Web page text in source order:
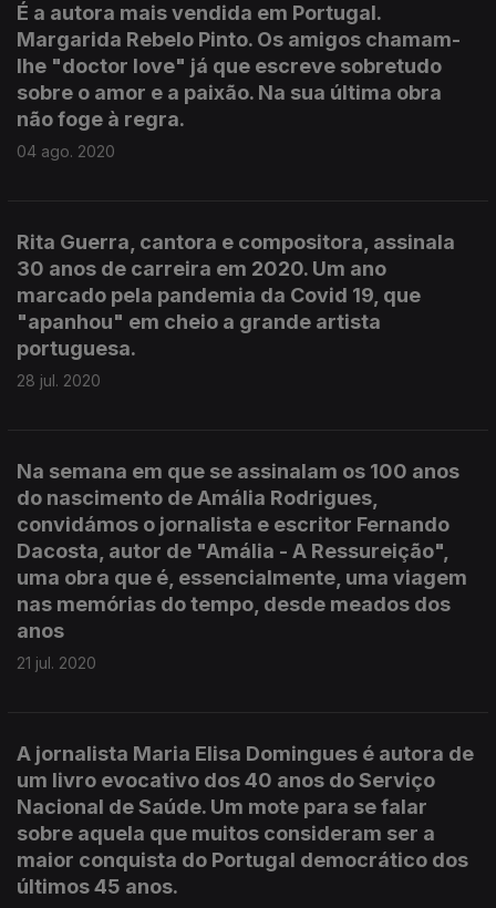
É a autora mais vendida em Portugal.
Margarida Rebelo Pinto. Os amigos chamam-
lhe "doctor love" já que escreve sobretudo
sobre o amor e a paixão. Na sua última obra
não foge à regra.
04 ago. 2020
Rita Guerra, cantora e compositora, assinala
30 anos de carreira em 2020. Um ano
marcado pela pandemia da Covid 19, que
"apanhou" em cheio a grande artista
portuguesa.
28 jul. 2020
Na semana em que se assinalam os 100 anos
do nascimento de Amália Rodrigues,
convidámos o jornalista e escritor Fernando
Dacosta, autor de "Amália - A Ressureição",
uma obra que é, essencialmente, uma viagem
nas memórias do tempo, desde meados dos
anos
21 jul. 2020
A jornalista Maria Elisa Domingues é autora de
um livro evocativo dos 40 anos do Serviço
Nacional de Saúde. Um mote para se falar
sobre aquela que muitos consideram ser a
maior conquista do Portugal democrático dos
últimos 45 anos.